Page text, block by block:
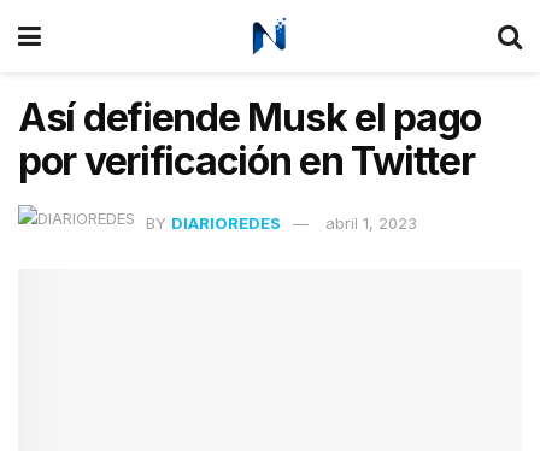
Así defiende Musk el pago
por verificación en Twitter
BY DIARIOREDES abril 1, 2023